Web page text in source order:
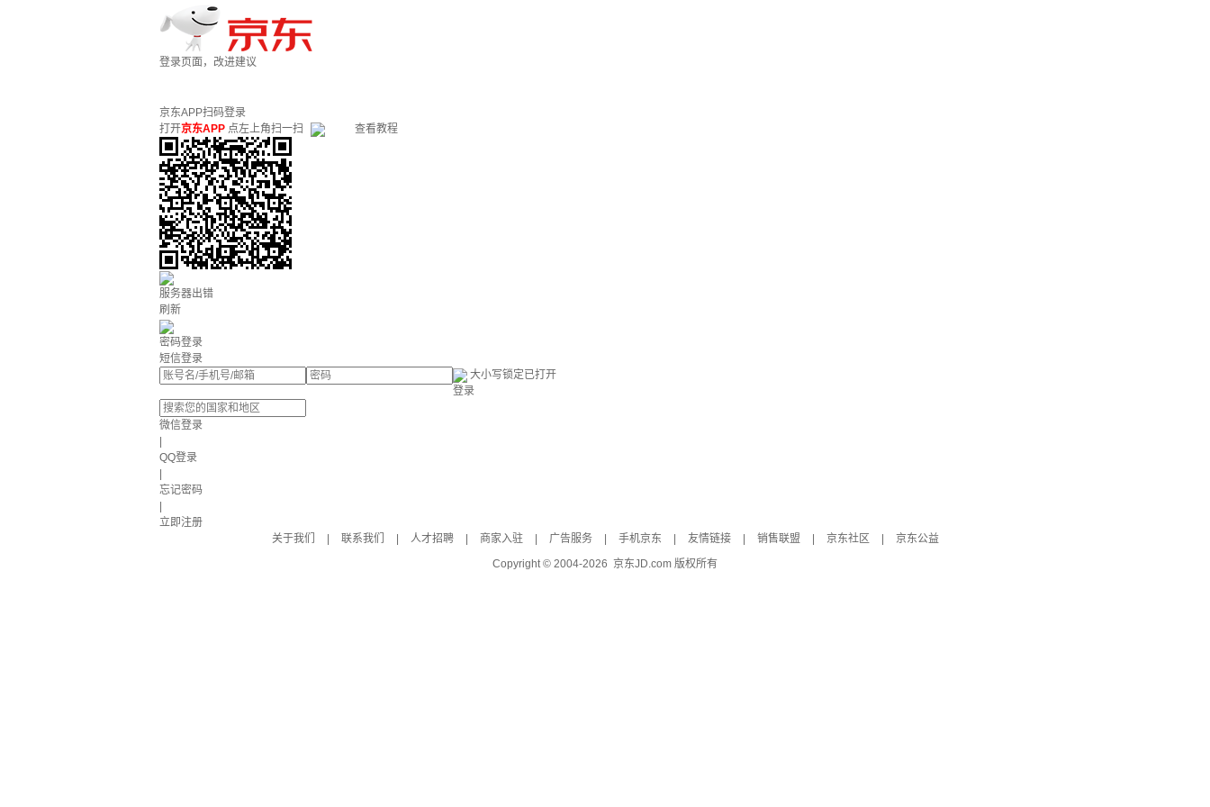
登录页面，改进建议
京东APP扫码登录
打开京东APP 点左上角扫一扫 查看教程
服务器出错
刷新
密码登录
短信登录
大小写锁定已打开
登录
微信登录
QQ登录
忘记密码
立即注册
关于我们
联系我们 人才招聘 商家入驻 广告服务 手机京东 友情链接 销售联盟 京东社区
京东公益
Copyright © 2004-2026 京东JD.com 版权所有